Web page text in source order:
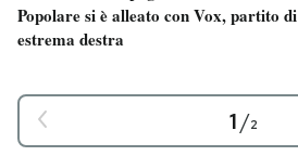
Popolare si è alleato con Vox, partito di
estrema destra
1/2